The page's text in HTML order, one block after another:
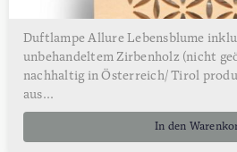
Duftlampe Allure Lebensblume
unbehandeltem Zirbenholz (nicht
nachhaltig in Österreich/ Tirol
aus...
In den